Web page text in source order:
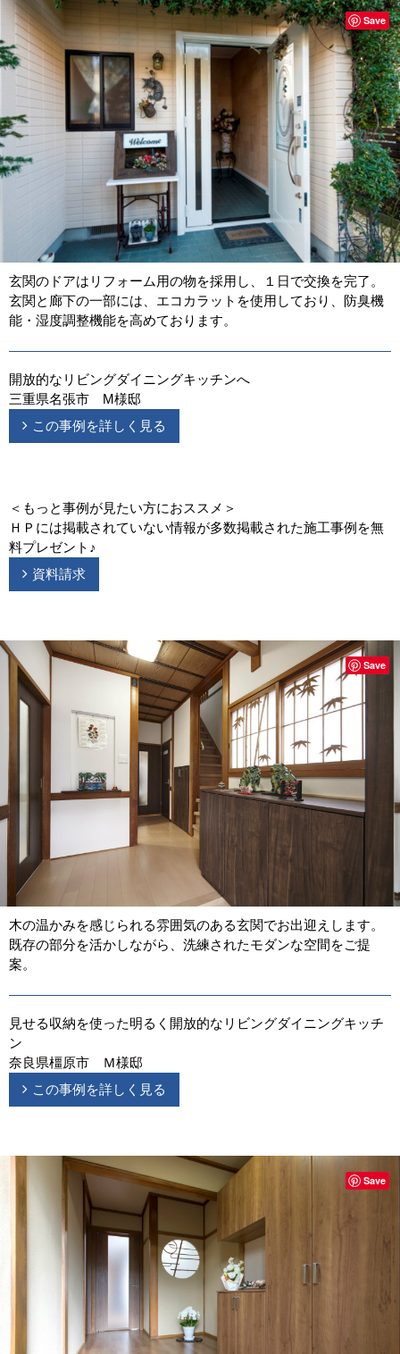
玄関のドアはリフォーム用の物を採用し、１日で交換を完了。
玄関と廊下の一部には、エコカラットを使用しており、防臭機
能・湿度調整機能を高めております。
開放的なリビングダイニングキッチンへ
三重県名張市 M様邸
この事例を詳しく見る
＜もっと事例が見たい方におススメ＞
ＨＰには掲載されていない情報が多数掲載された施工事例を無
料プレゼント♪
資料請求
Save
木の温かみを感じられる雰囲気のある玄関でお出迎えします。
既存の部分を活かしながら、洗練されたモダンな空間をご提
案。
見せる収納を使った明るく開放的なリビングダイニングキッチ
ン
奈良県橿原市 Ｍ様邸
この事例を詳しく見る
Save
Save